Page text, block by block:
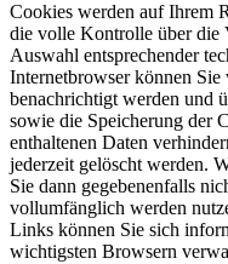
Cookies werden auf Ihrem
die volle Kontrolle über die
Auswahl entsprechender
Internetbrowser können
benachrichtigt werden und
sowie die Speicherung der
enthaltenen Daten
jederzeit gelöscht werden.
Sie dann gegebenenfalls
vollumfänglich werden
Links können Sie sich
wichtigsten Browsern